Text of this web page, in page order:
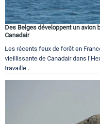
Des Belges développent un avion
Canadair
Les récents feux de forêt en
vieillissante de Canadair dans
travaille...